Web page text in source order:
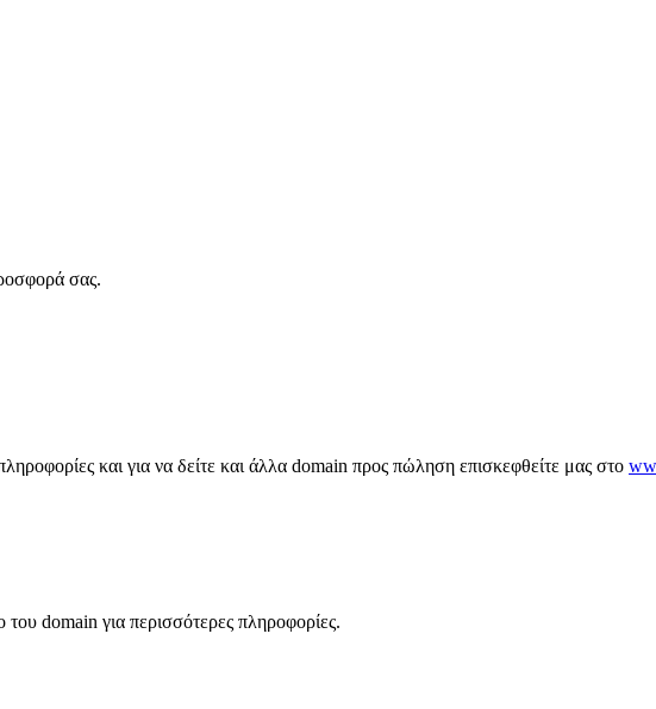
σας.
και για να δείτε και άλλα domain προς πώληση επισκεφθείτε μας στο
domain για περισσότερες πληροφορίες.